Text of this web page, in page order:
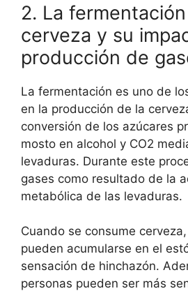
2. La
cerveza y su
producción de
La fermentación es uno de
en la producción de la
conversión de los azúcares
mosto en alcohol y CO2
levaduras. Durante este
gases como resultado de la
metabólica de las levaduras.
Cuando se consume
pueden acumularse en el
sensación de hinchazón.
personas pueden ser más